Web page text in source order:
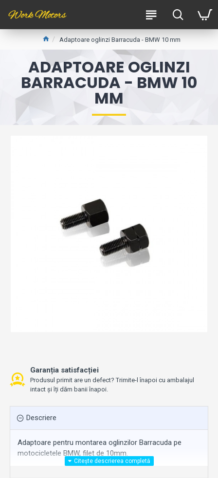
Adaptoare oglinzi Barracuda - BMW 10 mm
ADAPTOARE OGLINZI
BARRACUDA - BMW 10
MM
Garanția satisfacției
Produsul primit are un defect? Trimite-l înapoi cu ambalajul
intact și îți dăm banii înapoi.
Descriere
Adaptoare pentru montarea oglinzilor Barracuda pe
motocicletele BMW, filet de 10mm.